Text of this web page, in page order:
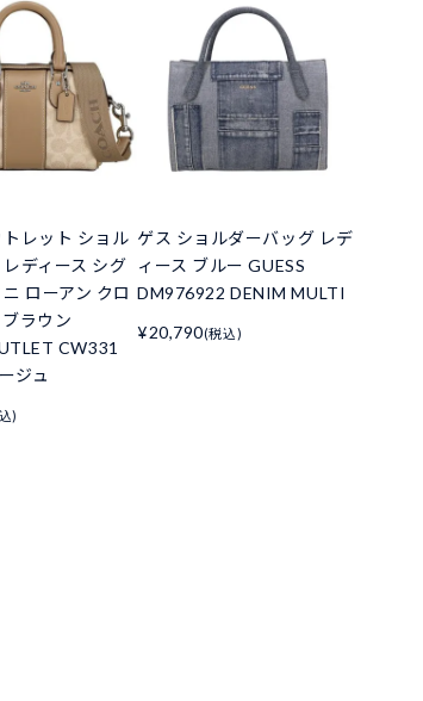
レット ショル
ディース シグ
ローアン クロ
ラウン
CW331
ジュ
)
ゲス ショルダーバッグ レデ
ィース ブルー GUESS
DM976922 DENIM MULTI
¥20,790(税込)